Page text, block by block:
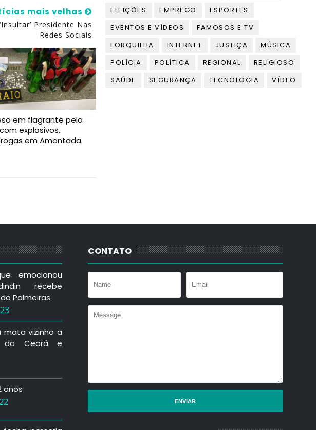
mais velhas
Presidente Nas
Redes Sociais
em flagrante pela
explosivos,
em Amontada
ELEIÇÕES
EMPREGO
ESPORTES
EVENTOS E VÍDEOS
FAMOSOS E TV
FORQUILHA
INTERNET JUSTIÇA
MÚSICA
POLÍCIA
POLÍTICA REGIONAL
RELIGIOSO
SAÚDE
SEGURANÇA TECNOLOGIA VÍDEO
emocionou
recebe
Palmeiras
mata vizinho a
do Ceará e
anos
CONTATO